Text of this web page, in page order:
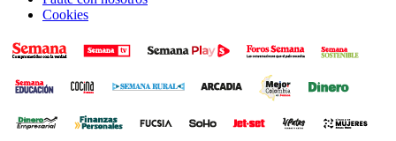
Cookies